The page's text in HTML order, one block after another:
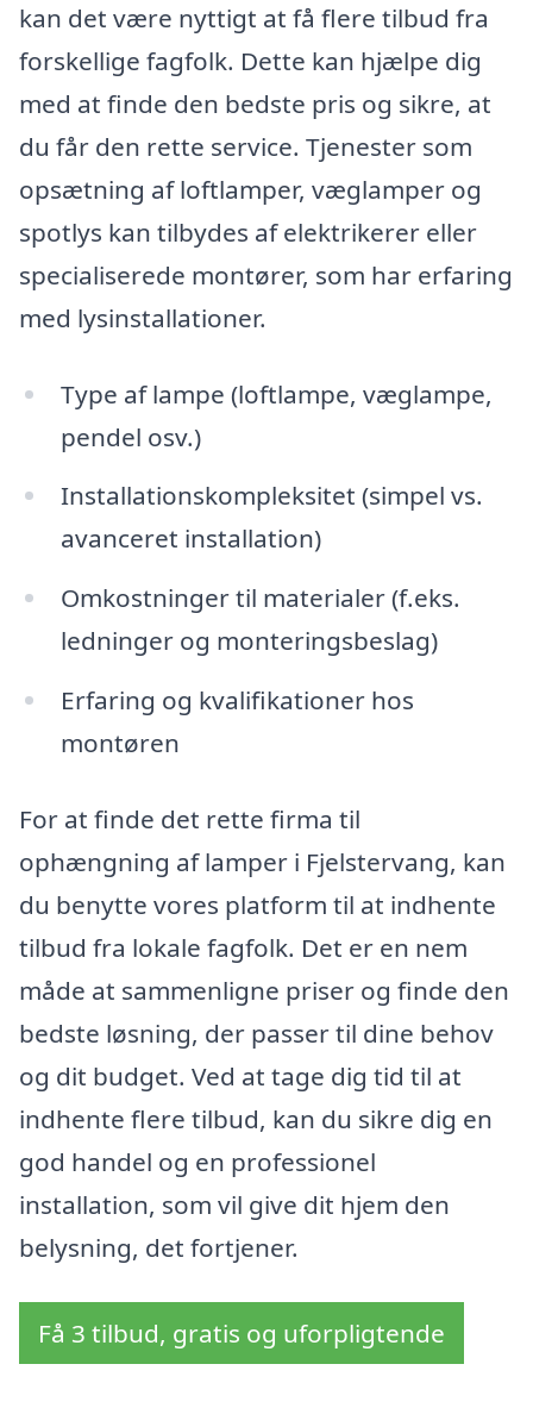
kan det være nyttigt at få flere tilbud fra
forskellige fagfolk. Dette kan hjælpe dig
med at finde den bedste pris og sikre, at
du får den rette service. Tjenester som
opsætning af loftlamper, væglamper og
spotlys kan tilbydes af elektrikerer eller
specialiserede montører, som har erfaring
med lysinstallationer.
Type af lampe (loftlampe, væglampe,
pendel osv.)
Installationskompleksitet (simpel vs.
avanceret installation)
Omkostninger til materialer (f.eks.
ledninger og monteringsbeslag)
Erfaring og kvalifikationer hos
montøren
For at finde det rette firma til
ophængning af lamper i Fjelstervang, kan
du benytte vores platform til at indhente
tilbud fra lokale fagfolk. Det er en nem
måde at sammenligne priser og finde den
bedste løsning, der passer til dine behov
og dit budget. Ved at tage dig tid til at
indhente flere tilbud, kan du sikre dig en
god handel og en professionel
installation, som vil give dit hjem den
belysning, det fortjener.
Få 3 tilbud, gratis og uforpligtende